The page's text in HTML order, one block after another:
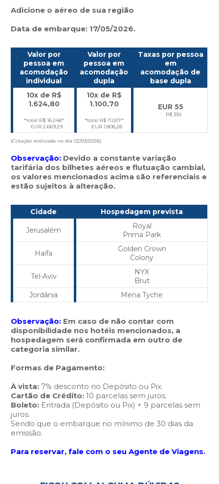
Adicione o aéreo de sua região
Data de embarque: 17/05/2026.
Valor por
pessoa em
acomodação
individual
Valor por
pessoa em
acomodação
dupla
Taxas por pessoa
em
acomodação de
base dupla
10x de R$
1.624,80
*total R$ 16.248*
EUR 2.669,29
10x de R$
1.100,70
*total R$ 11.007*
EUR 1.808,28
EUR 55
R$ 330
(Cotação realizada no dia 02/03/2026)
Observação: Devido a constante variação
tarifária dos bilhetes aéreos e flutuação cambial,
os valores mencionados acima são referenciais e
estão sujeitos à alteração.
Cidade Hospedagem prevista
Jerusalém
Royal
Prima Park
Haifa
Golden Crown
Colony
Tel-Aviv
NYX
Brut
Jordânia
Mena Tyche
Observação: Em caso de não contar com
disponibilidade nos hotéis mencionados, a
hospedagem será confirmada em outro de
categoria similar.
Formas de Pagamento:
À vista: 7% desconto no Depósito ou Pix.
Cartão de Crédito:10 parcelas sem juros.
Boleto: Entrada (Depósito ou Pix) + 9 parcelas sem
juros.
Sendo que o embarque no mínimo de 30 dias da
emissão.
Para reservar, fale com o seu Agente de Viagens.